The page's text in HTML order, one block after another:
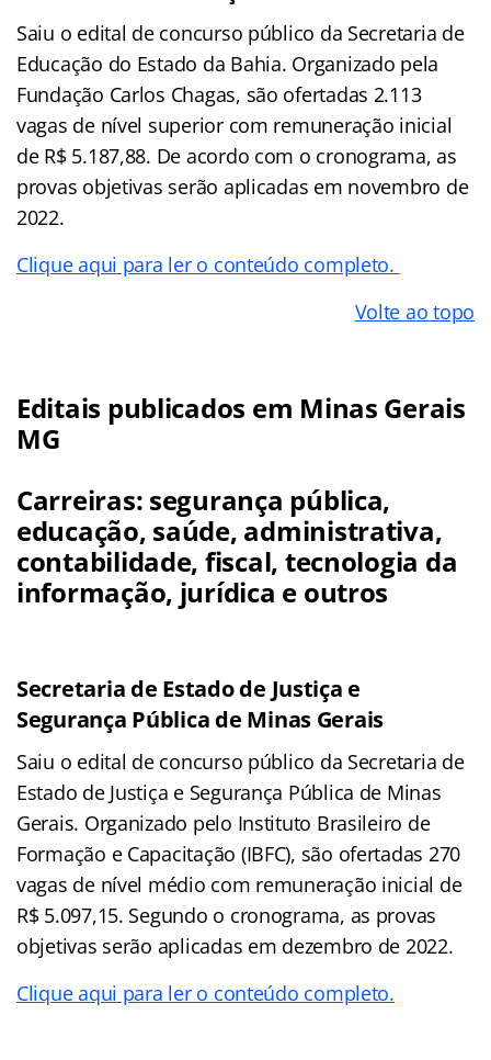
Saiu o edital de concurso público da Secretaria de
Educação do Estado da Bahia. Organizado pela
Fundação Carlos Chagas, são ofertadas 2.113
vagas de nível superior com remuneração inicial
de R$ 5.187,88. De acordo com o cronograma, as
provas objetivas serão aplicadas em novembro de
2022.
Clique aqui para ler o conteúdo completo.
Volte ao topo
Editais publicados em Minas Gerais
MG
Carreiras: segurança pública,
educação, saúde, administrativa,
contabilidade, fiscal, tecnologia da
informação, jurídica e outros
Secretaria de Estado de Justiça e
Segurança Pública de Minas Gerais
Saiu o edital de concurso público da Secretaria de
Estado de Justiça e Segurança Pública de Minas
Gerais. Organizado pelo Instituto Brasileiro de
Formação e Capacitação (IBFC), são ofertadas 270
vagas de nível médio com remuneração inicial de
R$ 5.097,15. Segundo o cronograma, as provas
objetivas serão aplicadas em dezembro de 2022.
Clique aqui para ler o conteúdo completo.